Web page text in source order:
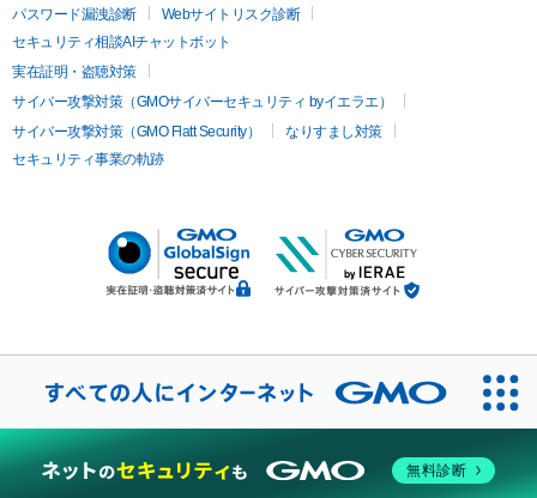
パスワード漏洩診断
Webサイトリスク診断
セキュリティ相談AIチャットボット
実在証明・盗聴対策
サイバー攻撃対策（GMOサイバーセキュリティ byイエラエ）
サイバー攻撃対策（GMO Flatt Security）
なりすまし対策
セキュリティ事業の軌跡
無料診断